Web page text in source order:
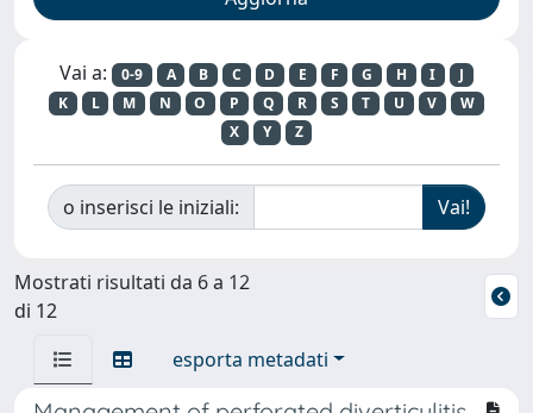
Vai a: 0-9 A B C D E F G H I
J
K
L M N O P Q R S T U V
W
X
Y Z
o inserisci le iniziali:
Mostrati risultati da 6 a 12
di 12
esporta metadati